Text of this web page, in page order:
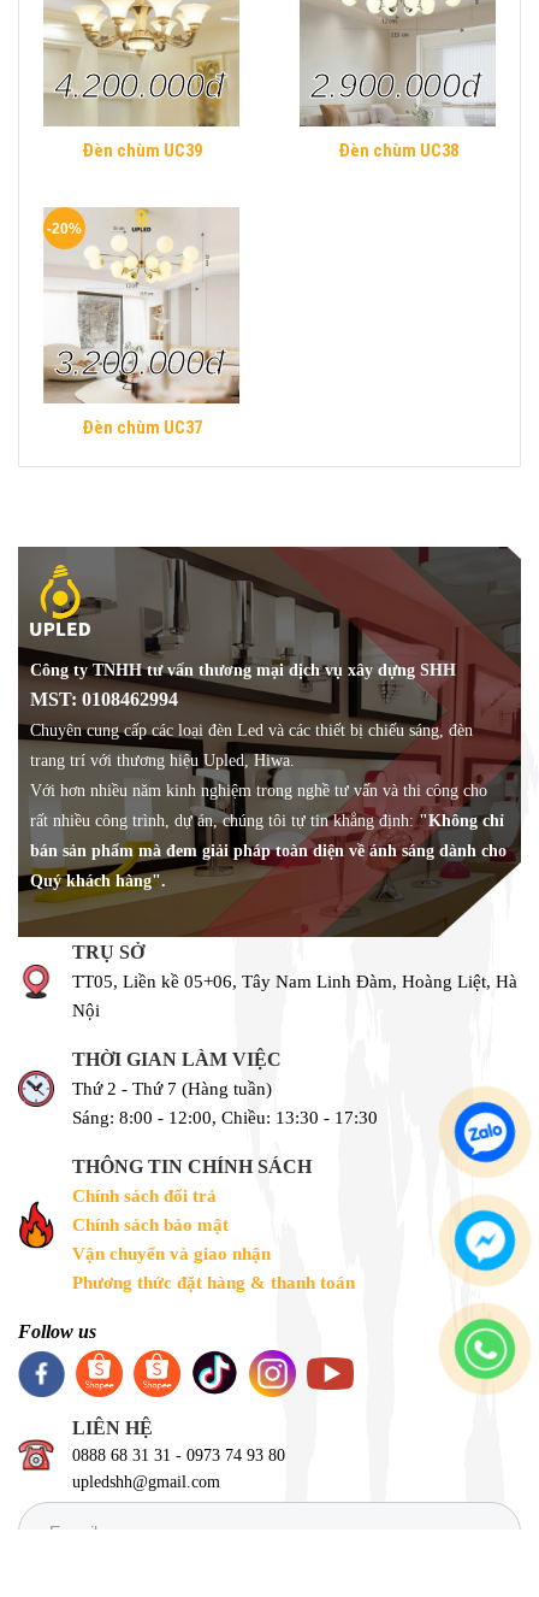
Đèn chùm UC39
4.200.000đ
Đèn chùm UC38
2.900.000đ
Đèn chùm UC37
3.200.000đ
-20%
Công ty TNHH tư vấn thương mại dịch vụ xây dựng SHH
MST: 0108462994
Chuyên cung cấp các loại đèn Led và các thiết bị chiếu sáng, đèn
trang trí với thương hiệu Upled, Hiwa.
Với hơn nhiều năm kinh nghiệm trong nghề tư vấn và thi công cho
rất nhiều công trình, dự án, chúng tôi tự tin khẳng định:"Không chỉ
bán sản phẩm mà đem giải pháp toàn diện về ánh sáng dành cho
Quý khách hàng".
TRỤ SỞ
TT05, Liền kề 05+06, Tây Nam Linh Đàm, Hoàng Liệt, Hà
Nội
THỜI GIAN LÀM VIỆC
Thứ 2 - Thứ 7 (Hàng tuần)
Sáng: 8:00 - 12:00, Chiều: 13:30 - 17:30
THÔNG TIN CHÍNH SÁCH
Chính sách đổi trả
Chính sách bảo mật
Vận chuyển và giao nhận
Phương thức đặt hàng & thanh toán
Follow us
LIÊN HỆ
0888 68 31 31 - 0973 74 93 80
upledshh@gmail.com